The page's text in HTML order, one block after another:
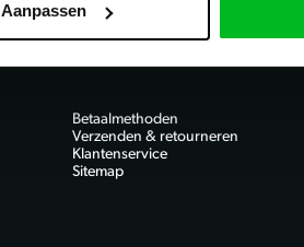
Aanpassen
Betaalmethoden
Verzenden & retourneren
Klantenservice
Sitemap